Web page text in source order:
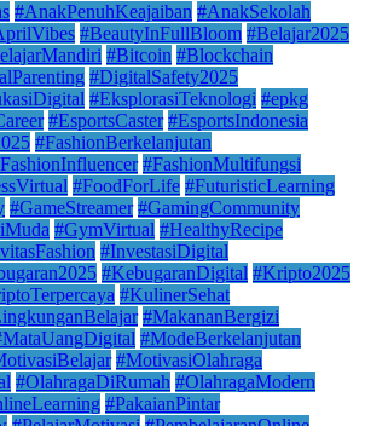
#AnakPenuhKeajaiban #AnakSekolah
#BeautyInFullBloom #Belajar2025
#Bitcoin #Blockchain
#DigitalSafety2025
#EksplorasiTeknologi #epkg
#EsportsCaster #EsportsIndonesia
#FashionBerkelanjutan
#FashionMultifungsi
#FoodForLife #FuturisticLearning
#GameStreamer #GamingCommunity
#GymVirtual #HealthyRecipe
#InvestasiDigital
#KebugaranDigital #Kripto2025
#KulinerSehat
#MakananBergizi
#ModeBerkelanjutan
#MotivasiOlahraga
#OlahragaDiRumah #OlahragaModern
#PakaianPintar